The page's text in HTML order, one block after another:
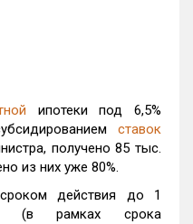
ипотеки под 6,5%
ставок
получено 85 тыс.
из них уже 80%.
действия до 1
(в рамках срока